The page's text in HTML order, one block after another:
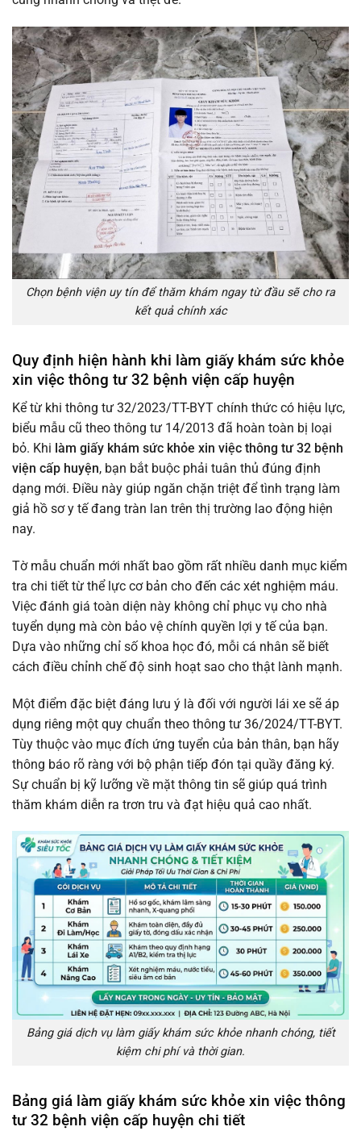
Chọn bệnh viện uy tín để thăm khám ngay từ đầu sẽ cho ra
kết quả chính xác
Quy định hiện hành khi làm giấy khám sức khỏe
xin việc thông tư 32 bệnh viện cấp huyện
Kể từ khi thông tư 32/2023/TT-BYT chính thức có hiệu lực,
biểu mẫu cũ theo thông tư 14/2013 đã hoàn toàn bị loại
bỏ. Khi làm giấy khám sức khỏe xin việc thông tư 32 bệnh
viện cấp huyện, bạn bắt buộc phải tuân thủ đúng định
dạng mới. Điều này giúp ngăn chặn triệt để tình trạng làm
giả hồ sơ y tế đang tràn lan trên thị trường lao động hiện
nay.
Tờ mẫu chuẩn mới nhất bao gồm rất nhiều danh mục kiểm
tra chi tiết từ thể lực cơ bản cho đến các xét nghiệm máu.
Việc đánh giá toàn diện này không chỉ phục vụ cho nhà
tuyển dụng mà còn bảo vệ chính quyền lợi y tế của bạn.
Dựa vào những chỉ số khoa học đó, mỗi cá nhân sẽ biết
cách điều chỉnh chế độ sinh hoạt sao cho thật lành mạnh.
Một điểm đặc biệt đáng lưu ý là đối với người lái xe sẽ áp
dụng riêng một quy chuẩn theo thông tư 36/2024/TT-BYT.
Tùy thuộc vào mục đích ứng tuyển của bản thân, bạn hãy
thông báo rõ ràng với bộ phận tiếp đón tại quầy đăng ký.
Sự chuẩn bị kỹ lưỡng về mặt thông tin sẽ giúp quá trình
thăm khám diễn ra trơn tru và đạt hiệu quả cao nhất.
Bảng giá dịch vụ làm giấy khám sức khỏe nhanh chóng, tiết
kiệm chi phí và thời gian.
Bảng giá làm giấy khám sức khỏe xin việc thông
tư 32 bệnh viện cấp huyện chi tiết